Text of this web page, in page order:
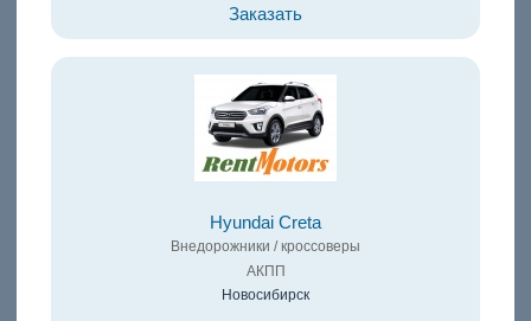
Заказать
Hyundai Creta
Внедорожники / кроссоверы
АКПП
Новосибирск